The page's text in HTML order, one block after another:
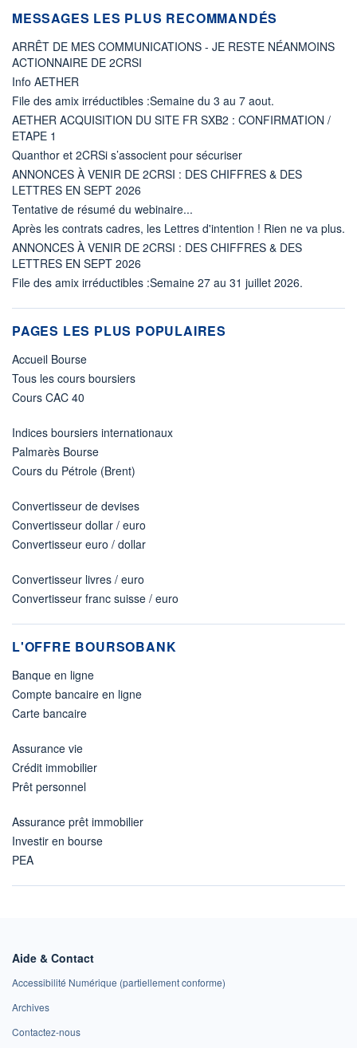
MESSAGES LES PLUS RECOMMANDÉS
ARRÊT DE MES COMMUNICATIONS - JE RESTE NÉANMOINS
ACTIONNAIRE DE 2CRSI
Info AETHER
File des amix irréductibles :Semaine du 3 au 7 aout.
AETHER ACQUISITION DU SITE FR SXB2 : CONFIRMATION /
ETAPE 1
Quanthor et 2CRSi s’associent pour sécuriser
ANNONCES À VENIR DE 2CRSI : DES CHIFFRES & DES
LETTRES EN SEPT 2026
Tentative de résumé du webinaire...
Après les contrats cadres, les Lettres d'intention ! Rien ne va plus.
ANNONCES À VENIR DE 2CRSI : DES CHIFFRES & DES
LETTRES EN SEPT 2026
File des amix irréductibles :Semaine 27 au 31 juillet 2026.
PAGES LES PLUS POPULAIRES
Accueil Bourse
Tous les cours boursiers
Cours CAC 40
Indices boursiers internationaux
Palmarès Bourse
Cours du Pétrole (Brent)
Convertisseur de devises
Convertisseur dollar / euro
Convertisseur euro / dollar
Convertisseur livres / euro
Convertisseur franc suisse / euro
L'OFFRE BOURSOBANK
Banque en ligne
Compte bancaire en ligne
Carte bancaire
Assurance vie
Crédit immobilier
Prêt personnel
Assurance prêt immobilier
Investir en bourse
PEA
Aide & Contact
Accessibilité Numérique (partiellement conforme)
Archives
Contactez-nous